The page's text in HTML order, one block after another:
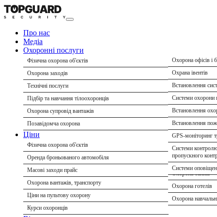
Про нас
Медіа
Охоронні послуги
Фізична охорона об'єктів
Охорона офісів і
Охорона
Охорона ритейл
Охорона складів і
Охорона
Охорона
Охорона житлових
Охорона
Охорона кафе та
Охорона банків
Охорона готелів
Охорона
Охорона заходів
Охрана івентів
Охорона делегацій
Охорона
Послуги охорони
Охорона
Парамедичний
Технічні послуги
Встановлення
Системи охорони
Встановлення
Встановлення
GPS-моніторинг
Системи
пропускного
Системи
Підбір та навчання тілоохоронців
Охорона супровід вантажів
Позавідомча охорона
Ціни
Фізична охорона об'єктів
Оренда броньованого автомобіля
Масові заходи прайс
Охорона вантажів, транспорту
Ціни на пультову охорону
Курси охоронців